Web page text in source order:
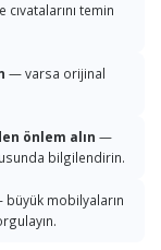
temin
— varsa orijinal
önlem alın —
bilgilendirin.
mobilyaların